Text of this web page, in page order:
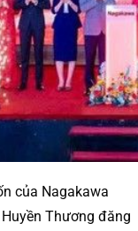
của Nagakawa
Thương đăng